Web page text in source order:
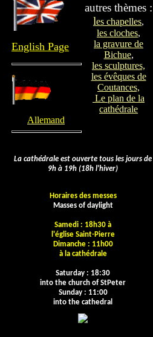
English Page
Allemand
autres thèmes :
les chapelles,
les cloches,
la gravure de
Bichue,
les sculptures,
les évêques de
Coutances,
Le plan de la
cathédrale
La cathédrale est ouverte tous les jours de
9h à 19h (18h l'hiver)
Horaires des messes
Masses of daylight
Samedi : 18h30 à
l'église Saint-Pierre
Dimanche : 11h00
à la cathédrale
Saturday : 18:30
into the church of StPeter
Sunday : 11:00
into the cathedral